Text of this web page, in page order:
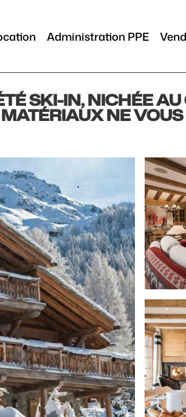
Administration PPE
SKI-IN, NICHÉE
NE